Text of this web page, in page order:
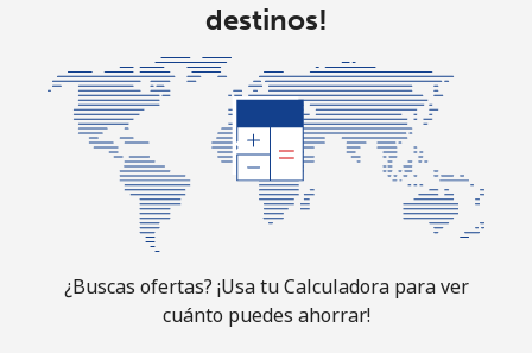
Línea fija ⁦0.7¢⁩
1428 min por
⁦€10⁩
⁦0.7¢⁩
1428 min por
⁦€10⁩
destinos!
¿Buscas ofertas? ¡Usa tu Calculadora para ver
cuánto puedes ahorrar!